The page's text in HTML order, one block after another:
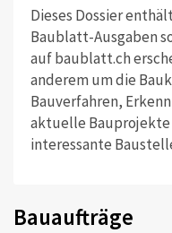
Dieses Dossier
Baublatt-Ausgaben
auf baublatt.ch
anderem um die
Bauverfahren,
aktuelle Bauprojekte
interessante
Bauaufträge